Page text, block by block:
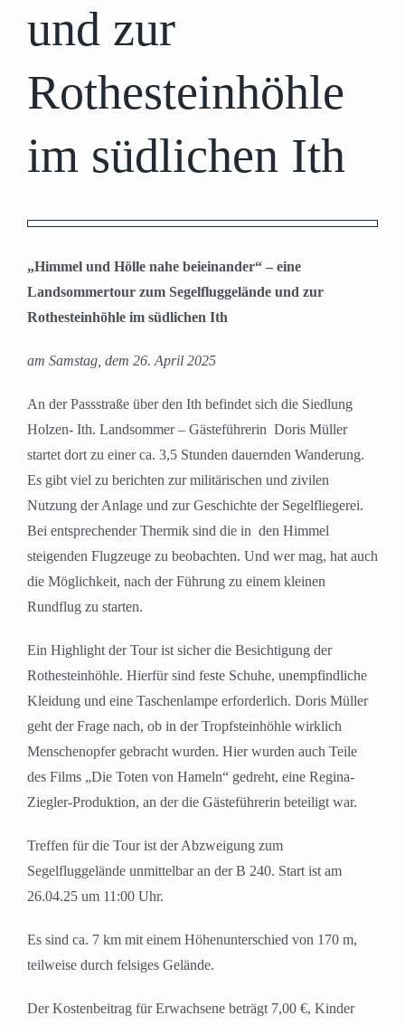
und zur
Rothesteinhöhle
im südlichen Ith
grösseres
Bild
„Himmel und Hölle nahe beieinander“ – eine
Landsommertour zum Segelfluggelände und zur
Rothesteinhöhle im südlichen Ith
am Samstag, dem 26. April 2025
An der Passstraße über den Ith befindet sich die Siedlung
Holzen- Ith. Landsommer – Gästeführerin Doris Müller
startet dort zu einer ca. 3,5 Stunden dauernden Wanderung.
Es gibt viel zu berichten zur militärischen und zivilen
Nutzung der Anlage und zur Geschichte der Segelfliegerei.
Bei entsprechender Thermik sind die in den Himmel
steigenden Flugzeuge zu beobachten. Und wer mag, hat auch
die Möglichkeit, nach der Führung zu einem kleinen
Rundflug zu starten.
Ein Highlight der Tour ist sicher die Besichtigung der
Rothesteinhöhle. Hierfür sind feste Schuhe, unempfindliche
Kleidung und eine Taschenlampe erforderlich. Doris Müller
geht der Frage nach, ob in der Tropfsteinhöhle wirklich
Menschenopfer gebracht wurden. Hier wurden auch Teile
des Films „Die Toten von Hameln“ gedreht, eine Regina-
Ziegler-Produktion, an der die Gästeführerin beteiligt war.
Treffen für die Tour ist der Abzweigung zum
Segelfluggelände unmittelbar an der B 240. Start ist am
26.04.25 um 11:00 Uhr.
Es sind ca. 7 km mit einem Höhenunterschied von 170 m,
teilweise durch felsiges Gelände.
Der Kostenbeitrag für Erwachsene beträgt 7,00 €, Kinder